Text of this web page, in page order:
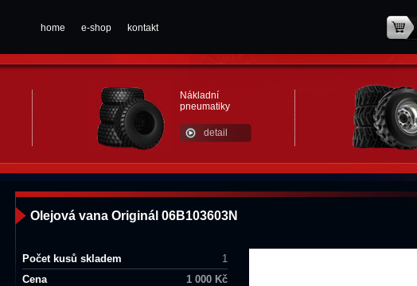
home e-shop kontakt
Nákladní
pneumatiky
detail
Olejová vana Originál 06B103603N
Počet kusů skladem
1
Cena
1 000 Kč